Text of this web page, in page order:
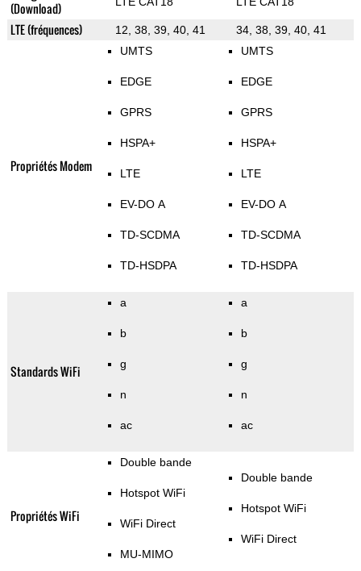
(Download)
LTE (fréquences) 12, 38, 39, 40, 41 34, 38, 39, 40, 41
Propriétés Modem
UMTS
EDGE
GPRS
HSPA+
LTE
EV-DO A
TD-SCDMA
TD-HSDPA
UMTS
EDGE
GPRS
HSPA+
LTE
EV-DO A
TD-SCDMA
TD-HSDPA
Standards WiFi
a
b
g
n
ac
a
b
g
n
ac
Propriétés WiFi
Double bande
Hotspot WiFi
WiFi Direct
MU-MIMO
Double bande
Hotspot WiFi
WiFi Direct